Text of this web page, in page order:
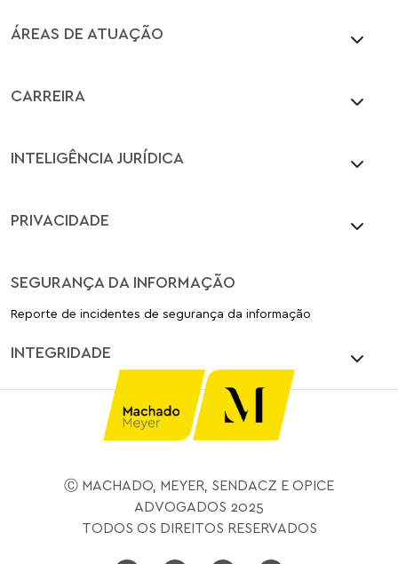
ÁREAS DE ATUAÇÃO
CARREIRA
INTELIGÊNCIA JURÍDICA
PRIVACIDADE
SEGURANÇA DA INFORMAÇÃO
Reporte de incidentes de segurança da informação
INTEGRIDADE
Ⓒ MACHADO, MEYER, SENDACZ E OPICE
ADVOGADOS 2025
TODOS OS DIREITOS RESERVADOS